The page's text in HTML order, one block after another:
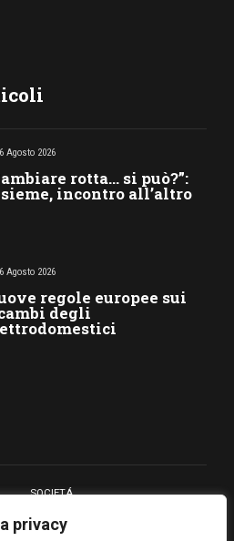
privacy
6 Agosto 2026
rotta… si può?”:
incontro all’altro
6 Agosto 2026
regole europee sui
degli
SOCIETÁ
GIUBILEO